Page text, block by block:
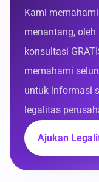
Kami
menantang,
konsultasi
memahami
untuk informasi
legalitas
Ajukan